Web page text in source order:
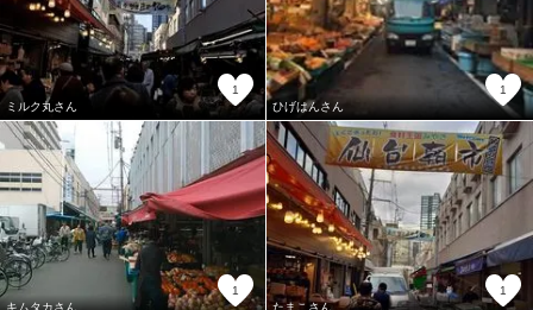
ミルク丸さん
1
ひげはんさん
1
キムタカさん
1
たまこさん
1